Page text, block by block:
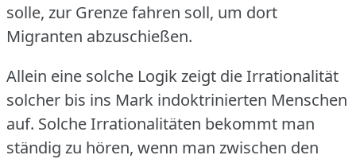
solle, zur Grenze fahren soll, um dort
Migranten abzuschießen.
Allein eine solche Logik zeigt die Irrationalität
solcher bis ins Mark indoktrinierten Menschen
auf. Solche Irrationalitäten bekommt man
ständig zu hören, wenn man zwischen den